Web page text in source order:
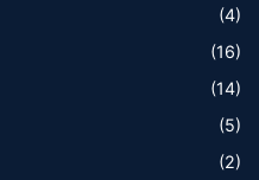
(4)
(16)
(14)
(5)
(2)